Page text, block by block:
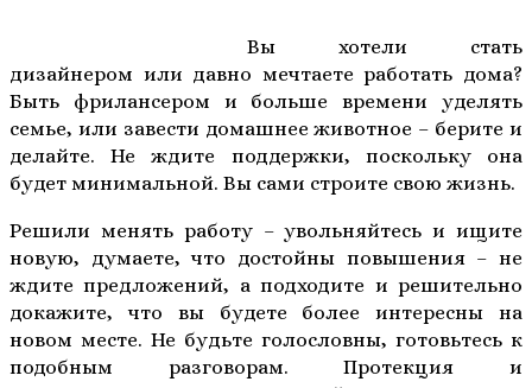
Вы хотели стать
дизайнером или давно мечтаете работать дома?
Быть фрилансером и больше времени уделять
семье, или завести домашнее животное – берите и
делайте. Не ждите поддержки, поскольку она
будет минимальной. Вы сами строите свою жизнь.
Решили менять работу – увольняйтесь и ищите
новую, думаете, что достойны повышения – не
ждите предложений, а подходите и решительно
докажите, что вы будете более интересны на
новом месте. Не будьте голословны, готовьтесь к
подобным разговорам. Протекция и